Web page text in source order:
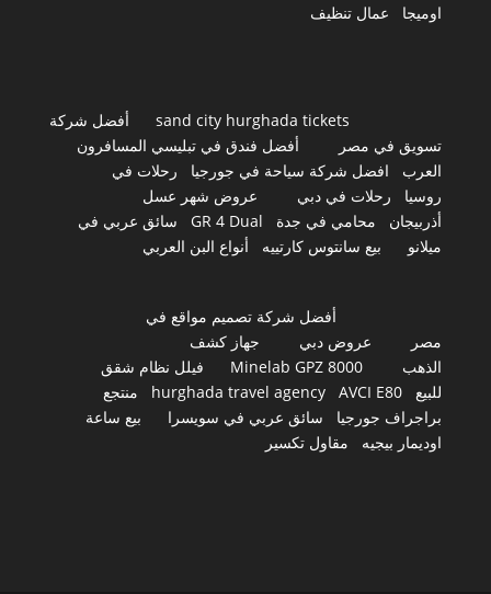
اوميجا
عمال تنظيف
sand city hurghada tickets
أفضل شركة
تسويق في مصر
أفضل فندق في تبليسي المسافرون
العرب
افضل شركة سياحة في جورجيا
رحلات في
روسيا
رحلات في دبي
عروض شهر عسل
أذربيجان
محامي في جدة GR 4 Dual
سائق عربي في
ميلانو
بيع سانتوس كارتييه أنواع البن العربي
أفضل شركة تصميم مواقع في
مصر
عروض دبي
جهاز كشف
الذهب
Minelab GPZ 8000
فيلل نظام شقق
للبيع
hurghada travel agency AVCI E80
منتجع
براجراف جورجيا
سائق عربي في سويسرا
بيع ساعة
اوديمار بيجيه
مقاول تكسير